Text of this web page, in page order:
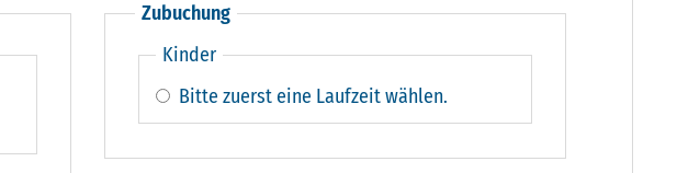
Zubuchung
Kinder
Bitte zuerst eine Laufzeit wählen.